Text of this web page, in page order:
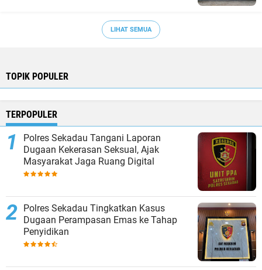
LIHAT SEMUA
TOPIK POPULER
TERPOPULER
Polres Sekadau Tangani Laporan
Dugaan Kekerasan Seksual, Ajak
Masyarakat Jaga Ruang Digital
Polres Sekadau Tingkatkan Kasus
Dugaan Perampasan Emas ke Tahap
Penyidikan